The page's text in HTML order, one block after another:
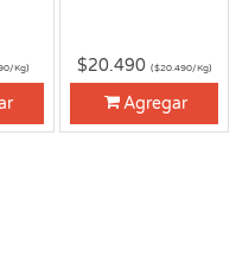
Kg) $20.490 ($20.490/Kg)
Agregar